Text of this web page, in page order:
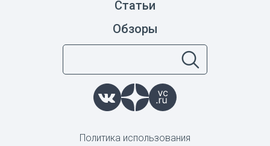
Статьи
Обзоры
Политика использования